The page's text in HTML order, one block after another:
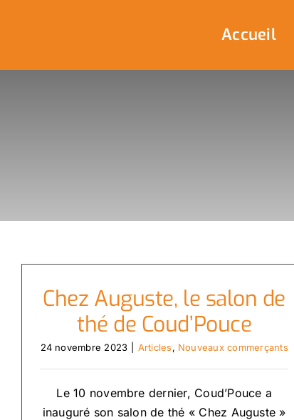
Accueil
Chez Auguste, le salon de
thé de Coud’Pouce
24 novembre 2023 Articles, Nouveaux commerçants
Le 10 novembre dernier, Coud’Pouce a
inauguré son salon de thé « Chez Auguste »